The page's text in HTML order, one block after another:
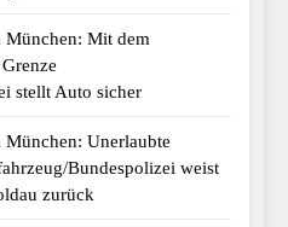
Mit dem
stellt Auto sicher
Unerlaubte
Bundespolizei weist
zurück